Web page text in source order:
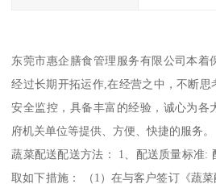
东莞市惠企膳食管理服务有限公司本着
经过长期开拓运作,在经营之中，不断思
安全监控，具备丰富的经验，诚心为各
府机关单位等提供、方便、快捷的服务。
蔬菜配送配送方法： 1、配送质量标准:
取如下措施： （1）在与客户签订《蔬